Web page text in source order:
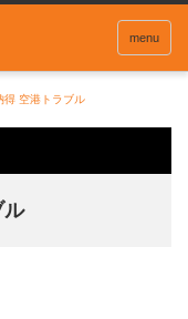
menu
得 空港トラブル
ル